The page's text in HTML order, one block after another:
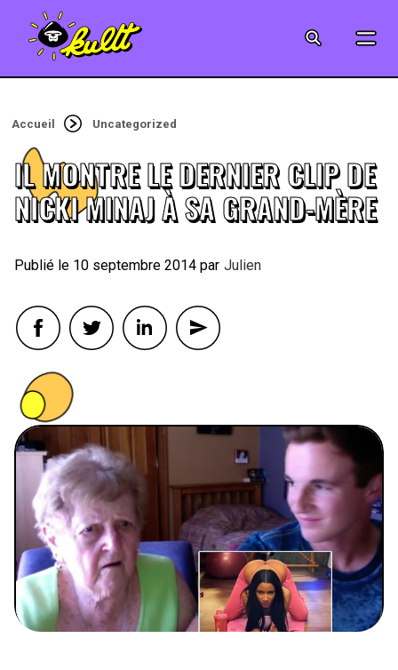
MUSIQUE
JEUX-VIDÉO
PEOPLE
FOOD
BONS PLANS
SOUTENEZ KULTT
Accueil Uncategorized
IL MONTRE LE DERNIER CLIP DE
NICKI MINAJ À SA GRAND-MÈRE
10 septembre 2014 By Julien